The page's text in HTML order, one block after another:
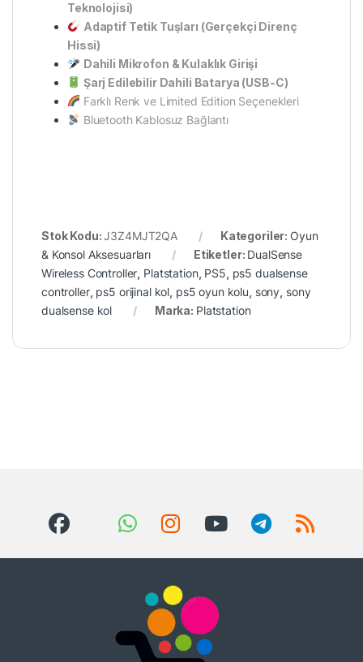
Teknolojisi)
Adaptif Tetik Tuşları (Gerçekçi Direnç
Hissi)
Dahili Mikrofon & Kulaklık Girişi
Şarj Edilebilir Dahili Batarya (USB-C)
Farklı Renk ve Limited Edition Seçenekleri
Bluetooth Kablosuz Bağlantı
Stok Kodu:J3Z4MJT2QA Kategoriler: Oyun
& Konsol Aksesuarları
Etiketler: DualSense
Wireless Controller Platstation, PS5 ps5 dualsense
controller, ps5 orijinal kol ps5 oyun kolu sony sony
dualsense kol
Marka: Platstation